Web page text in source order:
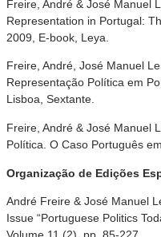
Freire, André & José Manuel
Representation in Portugal:
2009, E-book, Leya.
Freire, André, José Manuel
Representação Política em
Lisboa, Sextante.
Freire, André & José Manuel
Política. O Caso Português
Organização de Edições
André Freire & José Manuel
Issue “Portuguese Politics